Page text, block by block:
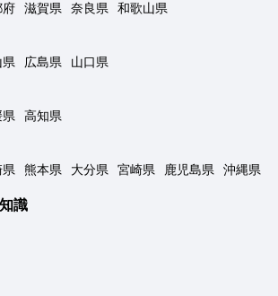
府 滋賀県 奈良県
和歌山県
県 広島県
山口県
県
高知県
県 熊本県 大分県 宮崎県 鹿児島県 沖縄県
識